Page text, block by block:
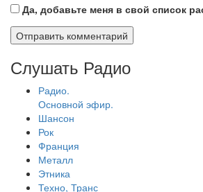
Да, добавьте меня в свой список
Слушать Радио
Радио.
Основной эфир.
Шансон
Рок
Франция
Металл
Этника
Техно, Транс